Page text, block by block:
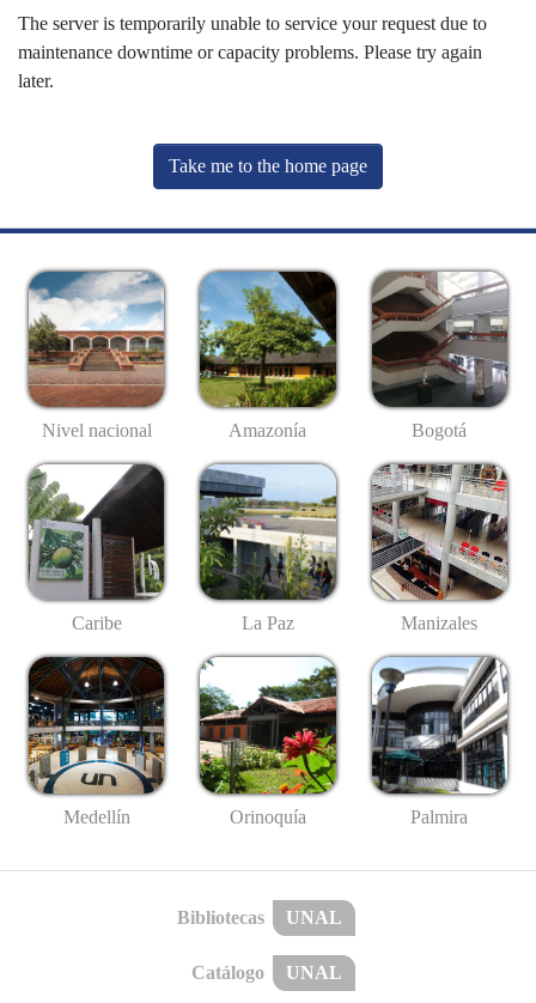
The server is temporarily unable to service your request due to
maintenance downtime or capacity problems. Please try again
later.
Take me to the home page
Nivel nacional Amazonía Bogotá
Caribe La Paz Manizales
Medellín Orinoquía Palmira
Bibliotecas UNAL
Catálogo UNAL